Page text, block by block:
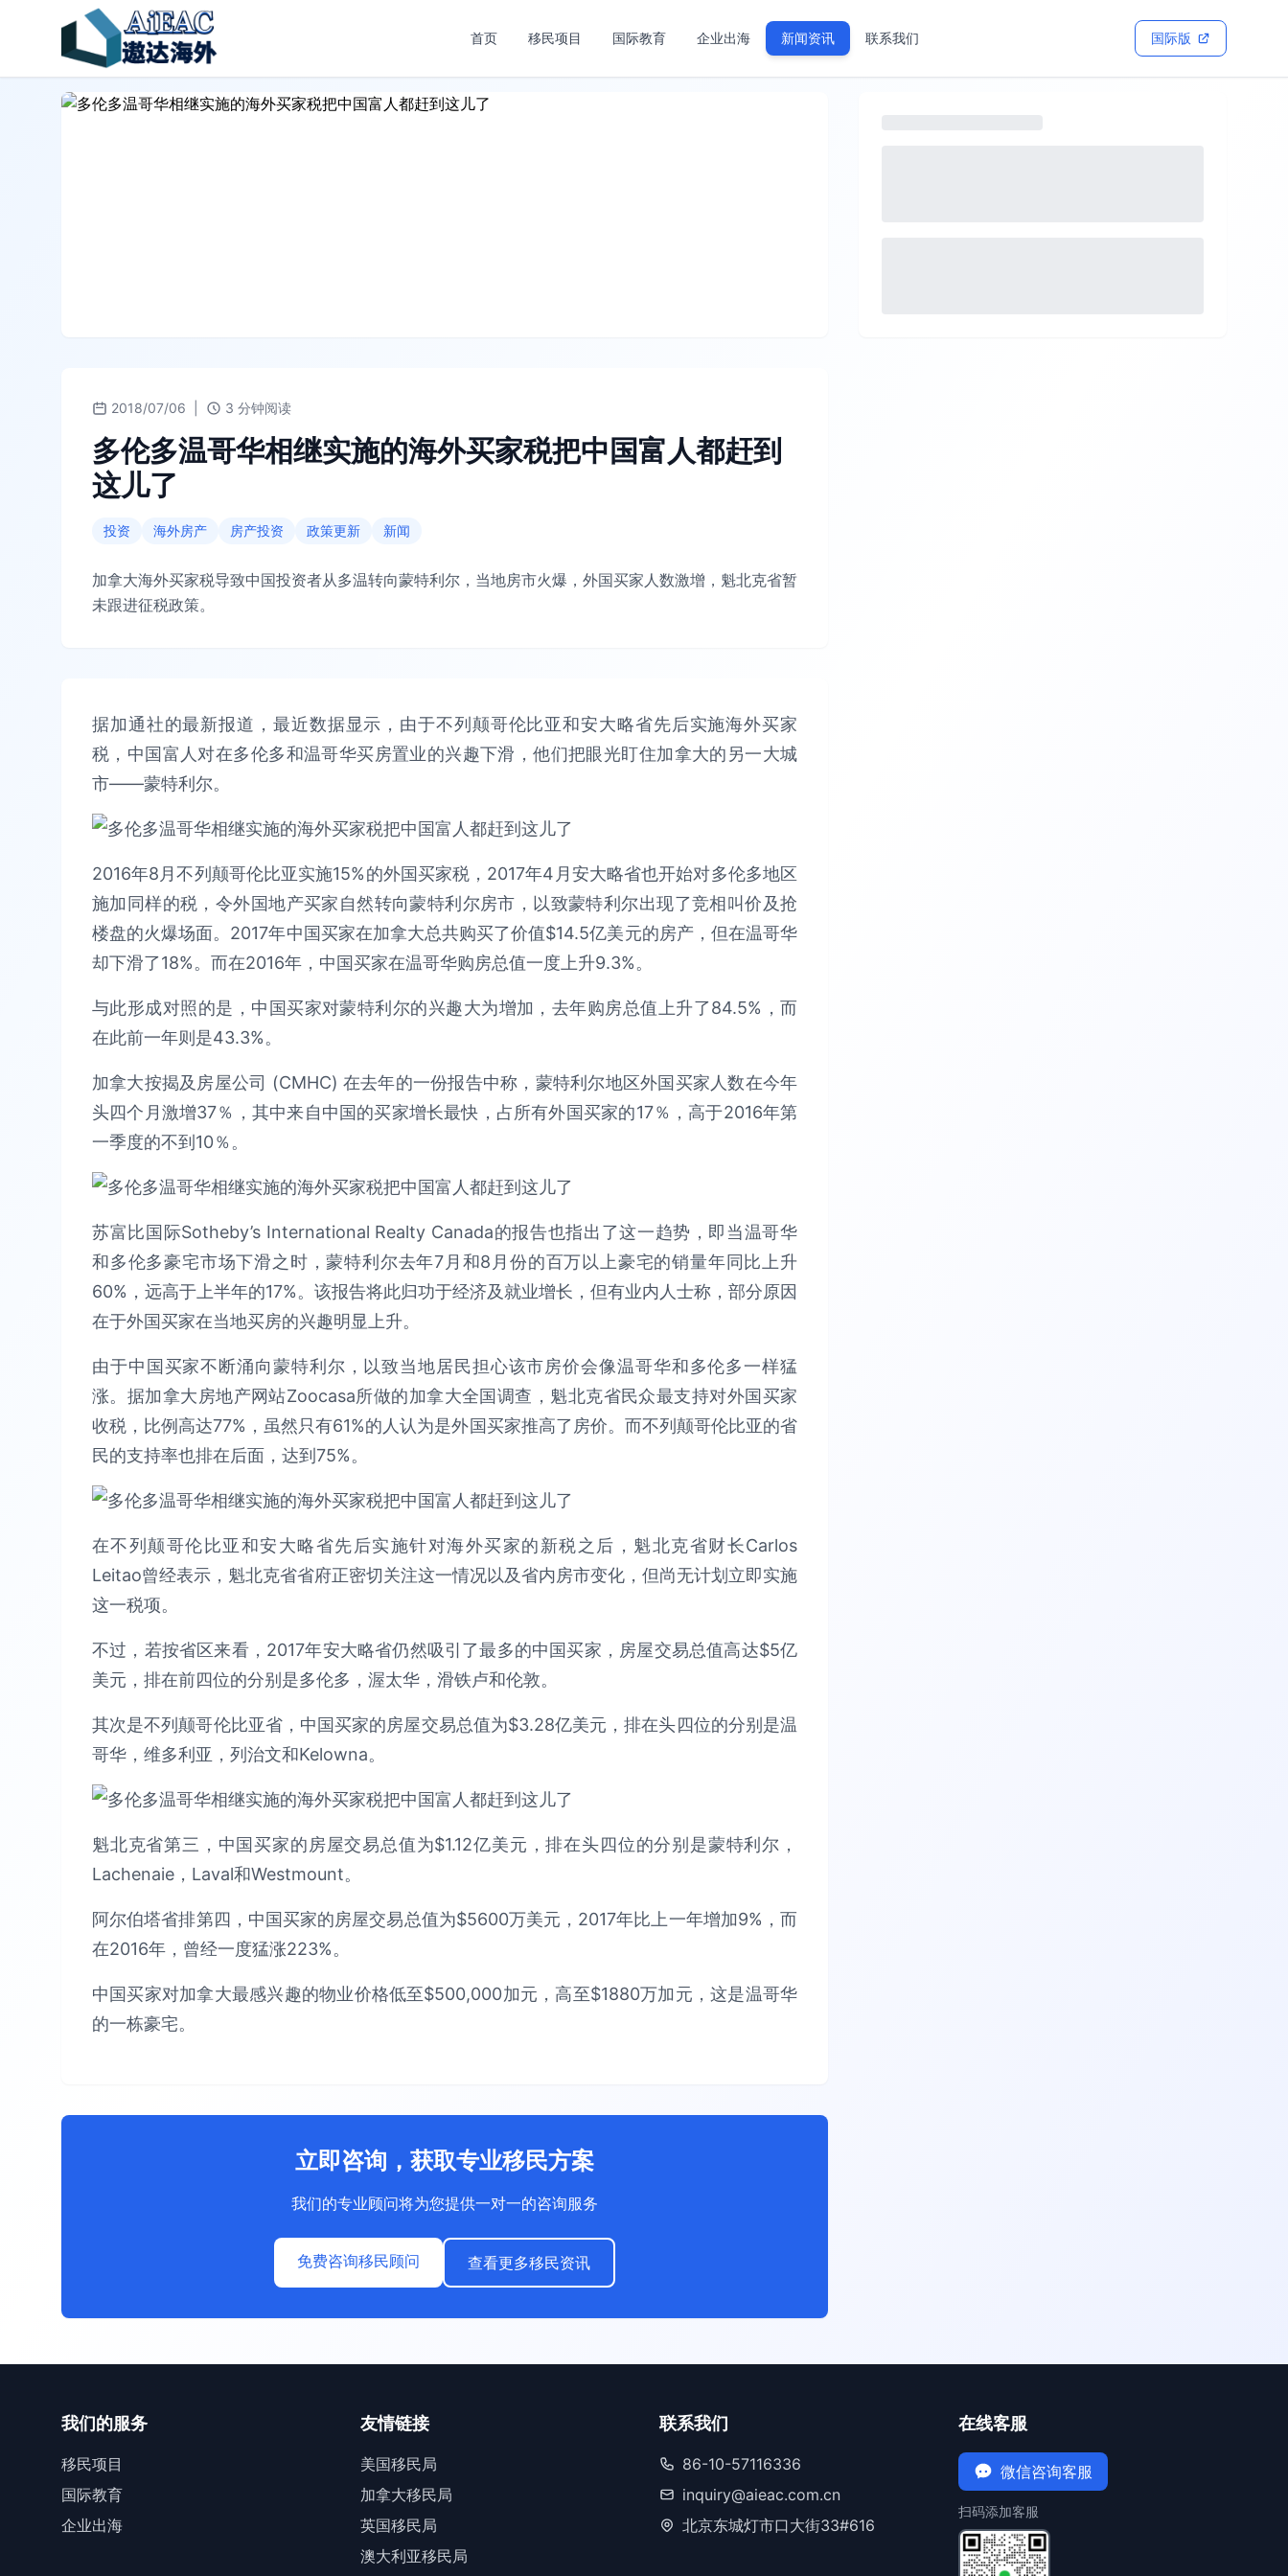
首页 移民项目 国际教育 企业出海 新闻资讯 联系我们 国际版
2018/07/06 3 分钟阅读
多伦多温哥华相继实施的海外买家税把中国富人都赶到
这儿了
投资 海外房产 房产投资 政策更新 新闻
加拿大海外买家税导致中国投资者从多温转向蒙特利尔，当地房市火爆，外国买家人数激增，魁北克省暂
未跟进征税政策。
据加通社的最新报道，最近数据显示，由于不列颠哥伦比亚和安大略省先后实施海外买家
税，中国富人对在多伦多和温哥华买房置业的兴趣下滑，他们把眼光盯住加拿大的另一大城
市——蒙特利尔。
2016年8月不列颠哥伦比亚实施15%的外国买家税，2017年4月安大略省也开始对多伦多地区
施加同样的税，令外国地产买家自然转向蒙特利尔房市，以致蒙特利尔出现了竞相叫价及抢
楼盘的火爆场面。2017年中国买家在加拿大总共购买了价值$14.5亿美元的房产，但在温哥华
却下滑了18%。而在2016年，中国买家在温哥华购房总值一度上升9.3%。
与此形成对照的是，中国买家对蒙特利尔的兴趣大为增加，去年购房总值上升了84.5%，而
在此前一年则是43.3%。
加拿大按揭及房屋公司 (CMHC) 在去年的一份报告中称，蒙特利尔地区外国买家人数在今年
头四个月激增37％，其中来自中国的买家增长最快，占所有外国买家的17％，高于2016年第
一季度的不到10％。
苏富比国际Sotheby’s International Realty Canada的报告也指出了这一趋势，即当温哥华
和多伦多豪宅市场下滑之时，蒙特利尔去年7月和8月份的百万以上豪宅的销量年同比上升
60%，远高于上半年的17%。该报告将此归功于经济及就业增长，但有业内人士称，部分原因
在于外国买家在当地买房的兴趣明显上升。
由于中国买家不断涌向蒙特利尔，以致当地居民担心该市房价会像温哥华和多伦多一样猛
涨。据加拿大房地产网站Zoocasa所做的加拿大全国调查，魁北克省民众最支持对外国买家
收税，比例高达77%，虽然只有61%的人认为是外国买家推高了房价。而不列颠哥伦比亚的省
民的支持率也排在后面，达到75%。
在不列颠哥伦比亚和安大略省先后实施针对海外买家的新税之后，魁北克省财长Carlos
Leitao曾经表示，魁北克省省府正密切关注这一情况以及省内房市变化，但尚无计划立即实施
这一税项。
不过，若按省区来看，2017年安大略省仍然吸引了最多的中国买家，房屋交易总值高达$5亿
美元，排在前四位的分别是多伦多，渥太华，滑铁卢和伦敦。
其次是不列颠哥伦比亚省，中国买家的房屋交易总值为$3.28亿美元，排在头四位的分别是温
哥华，维多利亚，列治文和Kelowna。
魁北克省第三，中国买家的房屋交易总值为$1.12亿美元，排在头四位的分别是蒙特利尔，
Lachenaie，Laval和Westmount。
阿尔伯塔省排第四，中国买家的房屋交易总值为$5600万美元，2017年比上一年增加9%，而
在2016年，曾经一度猛涨223%。
中国买家对加拿大最感兴趣的物业价格低至$500,000加元，高至$1880万加元，这是温哥华
的一栋豪宅。
立即咨询，获取专业移民方案
我们的专业顾问将为您提供一对一的咨询服务
免费咨询移民顾问 查看更多移民资讯
我们的服务
移民项目
国际教育
企业出海
友情链接
美国移民局
加拿大移民局
英国移民局
澳大利亚移民局
联系我们
86-10-57116336
inquiry@aieac.com.cn
北京东城灯市口大街33#616
在线客服
微信咨询客服
扫码添加客服